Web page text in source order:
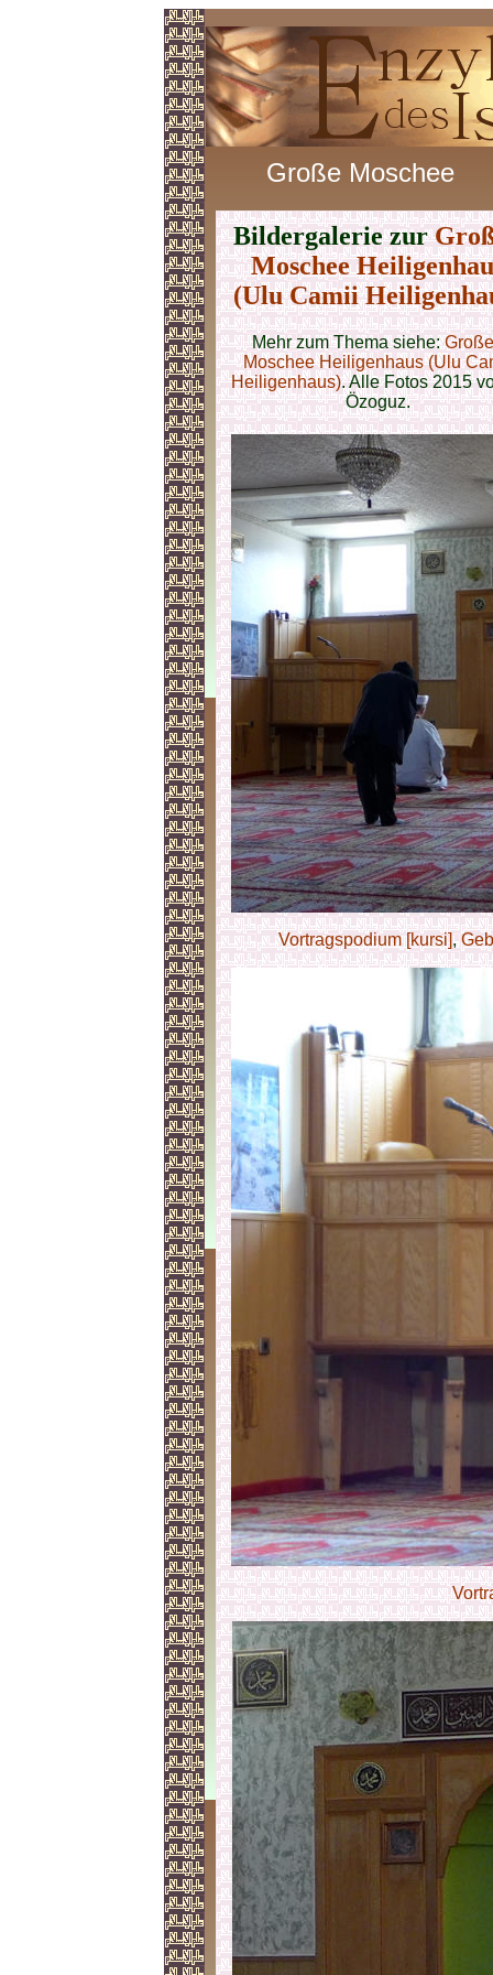
Große Moschee
Bildergalerie zur
Moschee
(Ulu Camii
Mehr zum Thema siehe:
Moschee Heiligenhaus (Ulu
Heiligenhaus). Alle Fotos 2015
Özoguz.
Vortragspodium [kursi],